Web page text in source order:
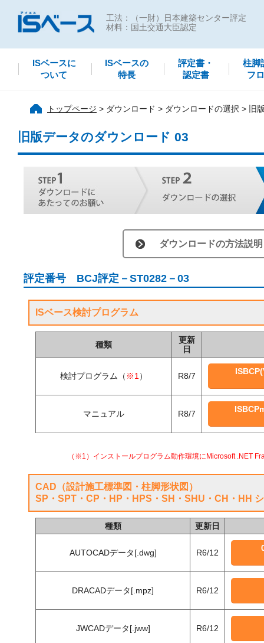
工法：（一財）日本建築センター評定
材料：国土交通大臣認定
ISベースに
ついて
ISベースの
特長
評定書・
認定書
柱脚
フ
トップページ ダウンロード ダウンロードの選択 旧
旧版データのダウンロード 03
ダウンロードの方法説明
評定番号 BCJ評定－ST0282－03
ISベース検討プログラム
種類
更新
日
検討プログラム（ ※1 ） R8/7
マニュアル R8/7
（※1）インストールプログラム動作環境にMicrosoft .NET
CAD（設計施工標準図・柱脚形状図）
SP・SPT・CP・HP・HPS・SH・SHU・CH・HH
種類 更新日
AUTOCADデータ[.dwg] R6/12
DRACADデータ[.mpz] R6/12
JWCADデータ[.jww] R6/12